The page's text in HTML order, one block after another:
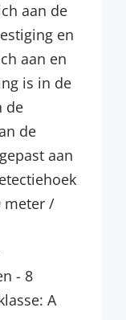
aan de
en
aan en
is in de
de
de
aan
meter /
- 8
A